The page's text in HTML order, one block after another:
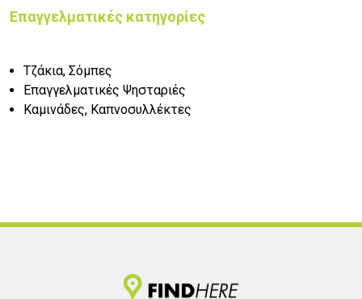
Επαγγελματικές κατηγορίες
Τζάκια, Σόμπες
Επαγγελματικές Ψησταριές
Καμινάδες, Καπνοσυλλέκτες